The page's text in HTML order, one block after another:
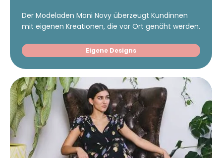
Der Modeladen Moni Novy überzeugt Kundinnen
mit eigenen Kreationen, die vor Ort genäht werden.
Eigene Designs